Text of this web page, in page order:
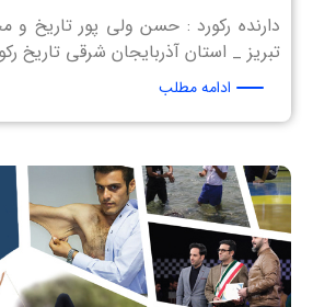
تبریز _ استان آذربایجان شرقی تاریخ
ادامه مطلب